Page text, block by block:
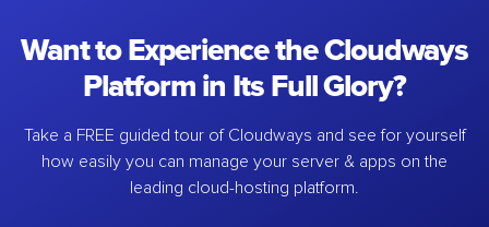
Want to Experience the Cloudways
Platform in Its Full Glory?
Take a FREE guided tour of Cloudways and see for yourself
how easily you can manage your server & apps on the
leading cloud-hosting platform.